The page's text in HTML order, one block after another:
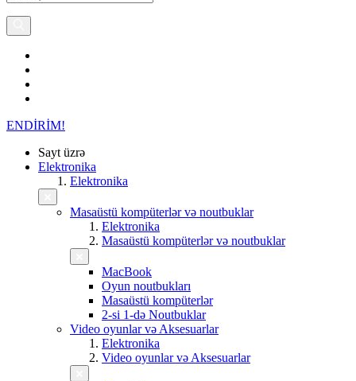
ENDİRİM!
Sayt üzrə
Elektronika
Elektronika
Masaüstü kompüterlər və noutbuklar
Elektronika
Masaüstü kompüterlər və noutbuklar
MacBook
Oyun noutbukları
Masaüstü kompüterlər
2-si 1-də Noutbuklar
Video oyunlar və Aksesuarlar
Elektronika
Video oyunlar və Aksesuarlar